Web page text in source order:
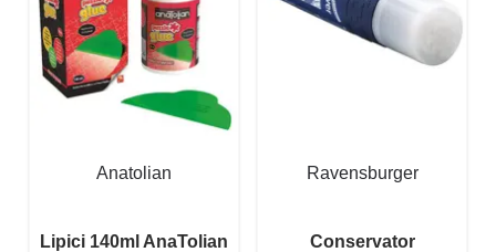
Anatolian
Lipici 140ml AnaTolian
Ravensburger
Conservator